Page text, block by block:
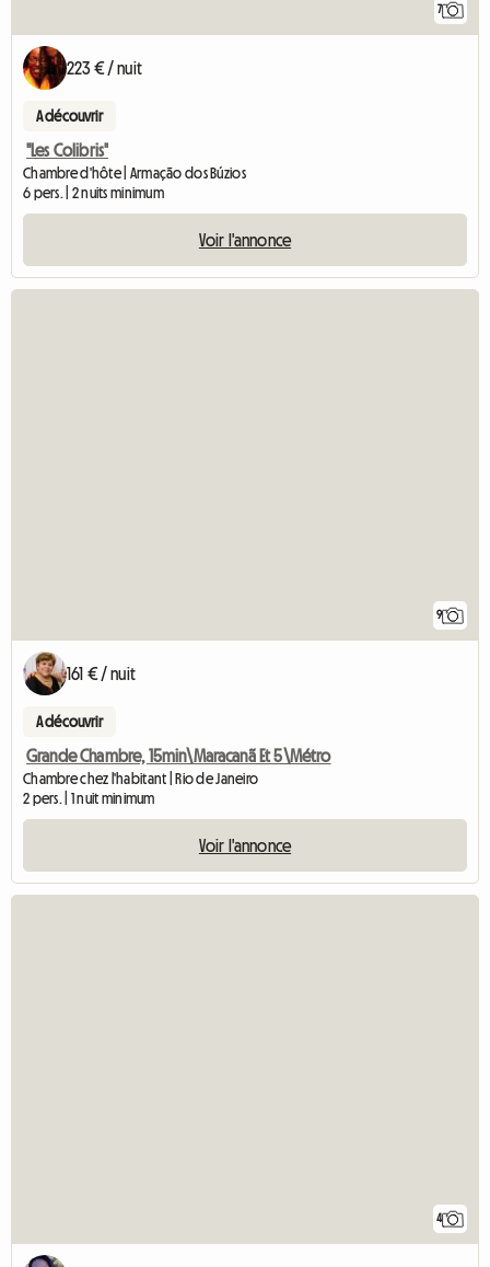
7
223 € / nuit
A découvrir
"Les Colibris"
Chambre d'hôte | Armação dos Búzios
6 pers. | 2 nuits minimum
Voir l'annonce
9
161 € / nuit
A découvrir
Grande Chambre, 15min\Maracanã Et 5\Métro
Chambre chez l'habitant | Rio de Janeiro
2 pers. | 1 nuit minimum
Voir l'annonce
4